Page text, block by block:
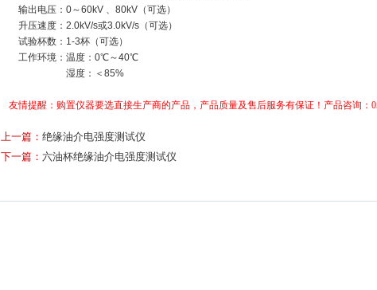
输出电压：0～60kV 、80kV（可选）
升压速度：2.0kV/s或3.0kV/s（可选）
试验杯数：1-3杯（可选）
工作环境：温度：0℃～40℃
湿度：＜85%
友情提醒：购置仪器要选直接生产商的产品，产品质量及售后服务有保证！ 产品咨询：
上一篇： 绝缘油介电强度测试仪
下一篇： 六油杯绝缘油介电强度测试仪